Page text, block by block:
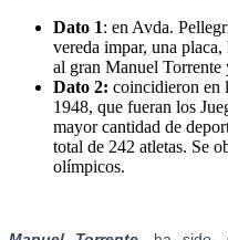
Dato 1: en Avda.
vereda impar, una
al gran Manuel Torrente
Dato 2: coincidieron en
1948, que fueran los
mayor cantidad de
total de 242 atletas. Se
olímpicos.